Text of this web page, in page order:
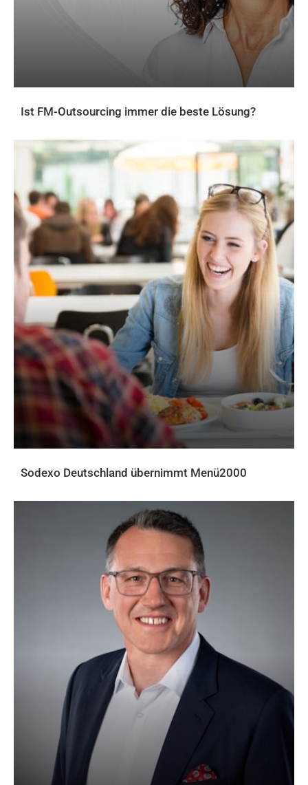
Ist FM-Outsourcing immer die beste Lösung?
Sodexo Deutschland übernimmt Menü2000